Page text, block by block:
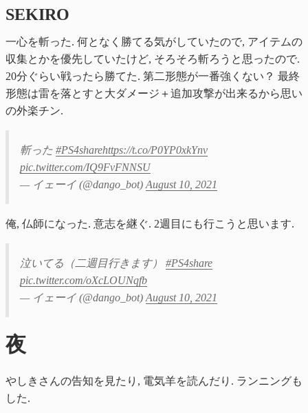
SEKIRO
一心を斬った. 何となく勝てる気がしていたので, アイテムの
収集とかを優先していたけど, そろそろ斬ろうと思ったので.
20分ぐらい戦ったら勝てた. 第二形態が一番強くない？ 最終
形態は雷を落とすと大ダメージ＋追加攻撃が出来るから思い
の外楽チン.
斬った #PS4sharehttps://t.co/P0YP0xkYnv
pic.twitter.com/IQ9FvFNNSU
— イェーイ (@dango_bot) August 10, 2021
俺, 仏師になった. 意志を継ぐ. 2週目にも行こうと思います.
泣いてる（二週目行きます） #PS4share
pic.twitter.com/oXcLOUNqfb
— イェーイ (@dango_bot) August 10, 2021
夜
やしきさんの告知を見たり, 電気羊を読んだり. ランニングも
した.